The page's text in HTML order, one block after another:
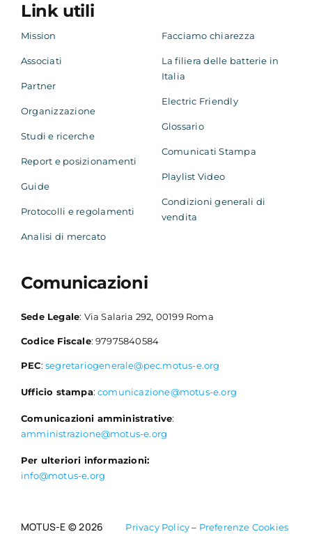
Link utili
Mission
Associati
Partner
Organizzazione
Studi e ricerche
Report e posizionamenti
Guide
Protocolli e regolamenti
Analisi di mercato
Facciamo chiarezza
La filiera delle batterie in
Italia
Electric Friendly
Glossario
Comunicati Stampa
Playlist Video
Condizioni generali di
vendita
Comunicazioni
Sede Legale: Via Salaria 292, 00199 Roma
Codice Fiscale: 97975840584
PEC: segretariogenerale@pec.motus-e.org
Ufficio stampa:comunicazione@motus-e.org
Comunicazioni amministrative:
amministrazione@motus-e.org
Per ulteriori informazioni:
info@motus-e.org
MOTUS-E © 2026 Privacy Policy– Preferenze Cookies